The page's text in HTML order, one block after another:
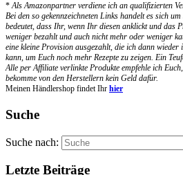
*Als Amazonpartner verdiene ich an qualifizierten
Bei den so gekennzeichneten Links handelt es sich
bedeutet, dass Ihr, wenn Ihr diesen anklickt und das
weniger bezahlt und auch nicht mehr oder weniger
eine kleine Provision ausgezahlt, die ich dann
kann, um Euch noch mehr Rezepte zu zeigen. Ein
Alle per Affiliate verlinkte Produkte empfehle ich
bekomme von den Herstellern kein Geld dafür.
Meinen Händlershop findet Ihr hier
Suche
Suche nach:
Letzte Beiträge